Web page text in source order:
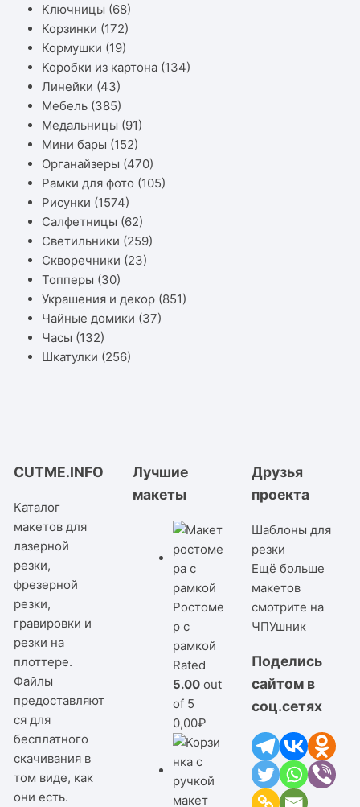
Ключницы (68)
Корзинки (172)
Кормушки (19)
Коробки из картона (134)
Линейки (43)
Мебель (385)
Медальницы (91)
Мини бары (152)
Органайзеры (470)
Рамки для фото (105)
Рисунки (1574)
Салфетницы (62)
Светильники (259)
Скворечники (23)
Топперы (30)
Украшения и декор (851)
Чайные домики (37)
Часы (132)
Шкатулки (256)
CUTME.INFO
Каталог
макетов для
лазерной
резки,
фрезерной
резки,
гравировки и
резки на
плоттере.
Файлы
предоставляют
ся для
бесплатного
скачивания в
том виде, как
они есть.
Лучшие
макеты
Ростоме
р с
рамкой
Rated
5.00 out
of 5
0,00₽
Друзья
проекта
Шаблоны для
резки
Ещё больше
макетов
смотрите на
ЧПУшник
Поделись
сайтом в
соц.сетях